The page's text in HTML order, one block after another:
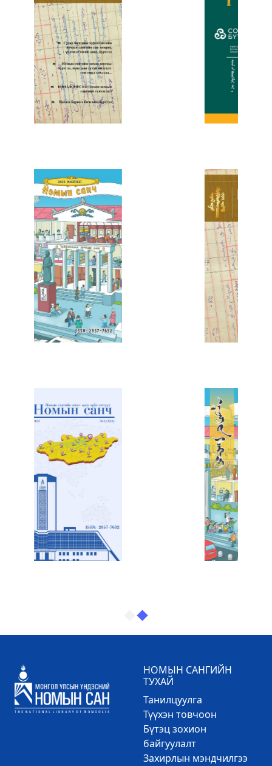
НОМЫН САНГИЙН
ТУХАЙ
Танилцуулга
Түүхэн товчоон
Бүтэц зохион
байгуулалт
Захирлын мэндчилгээ